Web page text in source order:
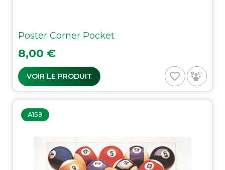
Poster Corner Pocket
Prix
8,00 €
VOIR LE PRODUIT favorite_border
A159